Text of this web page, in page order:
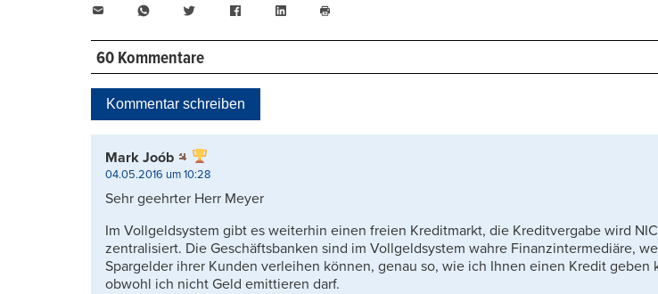
WhatsAppTwitter FacebookLinkedIn
drucken
60 Kommentare
Kommentar schreiben
Mark Joób
04.05.2016 um 10:28
Sehr geehrter Herr Meyer
Im Vollgeldsystem gibt es weiterhin einen freien Kreditmarkt, die Kreditvergabe wird
zentralisiert. Die Geschäftsbanken sind im Vollgeldsystem wahre Finanzintermediäre,
Spargelder ihrer Kunden verleihen können, genau so, wie ich Ihnen einen Kredit geben
obwohl ich nicht Geld emittieren darf.